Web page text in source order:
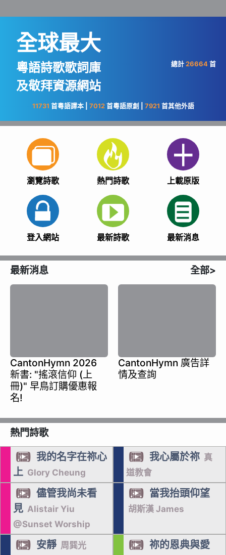
全球最大
粵語詩歌歌詞庫
及敬拜資源網站
總計26664首
11731 首粵語譯本 | 7012首粵語原創 | 7921 首其他外語
瀏覽詩歌 熱門詩歌 上載原版
登入網站 最新詩歌 最新消息
最新消息 全部>
CantonHymn 2026
新書: "搖滾信仰 (上
冊)" 早鳥訂購優惠報
名!
CantonHymn 廣告詳
情及查詢
熱門詩歌
 我的名字在祢心
上 Glory Cheung
 我心屬於祢 真
道教會
 儘管我尚未看
見 Alistair Yiu
@Sunset Worship
 當我抬頭仰望
胡斯漢 James
 安靜 周巽光
 祢的恩典與愛